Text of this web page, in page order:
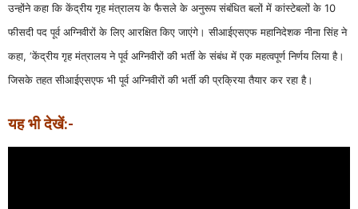
उन्होंने कहा कि केंद्रीय गृह मंत्रालय के फैसले के अनुरूप संबंधित बलों में कांस्टेबलों के 10
फीसदी पद पूर्व अग्निवीरों के लिए आरक्षित किए जाएंगे। सीआईएसएफ महानिदेशक नीना सिंह ने
कहा, ‘केंद्रीय गृह मंत्रालय ने पूर्व अग्निवीरों की भर्ती के संबंध में एक महत्वपूर्ण निर्णय लिया है।
जिसके तहत सीआईएसएफ भी पूर्व अग्निवीरों की भर्ती की प्रक्रिया तैयार कर रहा है।
यह भी देखें:-